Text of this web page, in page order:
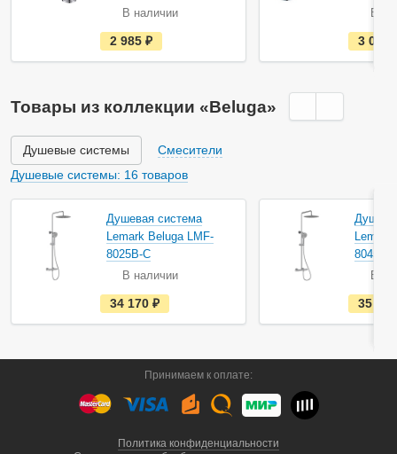
В наличии
е
с
т
а
ч
и
и
2 985
В
3 050
Товары из коллекции «Beluga»
Душевые системы
Смесители
Душевые системы: 16 товаров
Душевая система
Lemark Beluga LMF-
8025B-C
В наличии
е
с
т
н
а
и
ч
34 170
Lemark
8045B-
В
35
Принимаем к оплате:
Политика конфиденциальности